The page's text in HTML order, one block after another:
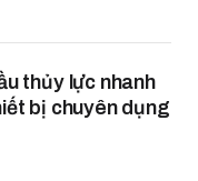
thủy lực nhanh
bị chuyên dụng